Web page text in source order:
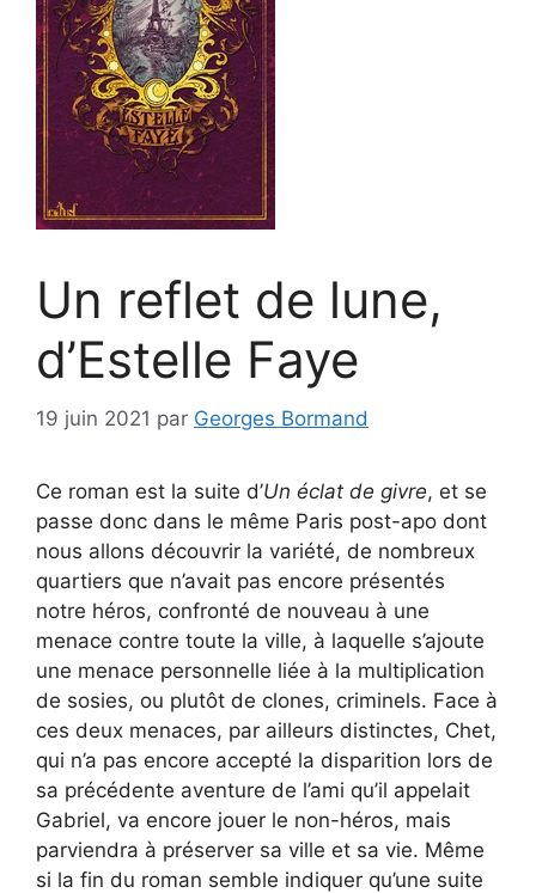
Un reflet de lune,
d’Estelle Faye
19 juin 2021 par Georges Bormand
Ce roman est la suite d’Un éclat de givre, et se
passe donc dans le même Paris post-apo dont
nous allons découvrir la variété, de nombreux
quartiers que n’avait pas encore présentés
notre héros, confronté de nouveau à une
menace contre toute la ville, à laquelle s’ajoute
une menace personnelle liée à la multiplication
de sosies, ou plutôt de clones, criminels. Face à
ces deux menaces, par ailleurs distinctes, Chet,
qui n’a pas encore accepté la disparition lors de
sa précédente aventure de l’ami qu’il appelait
Gabriel, va encore jouer le non-héros, mais
parviendra à préserver sa ville et sa vie. Même
si la fin du roman semble indiquer qu’une suite